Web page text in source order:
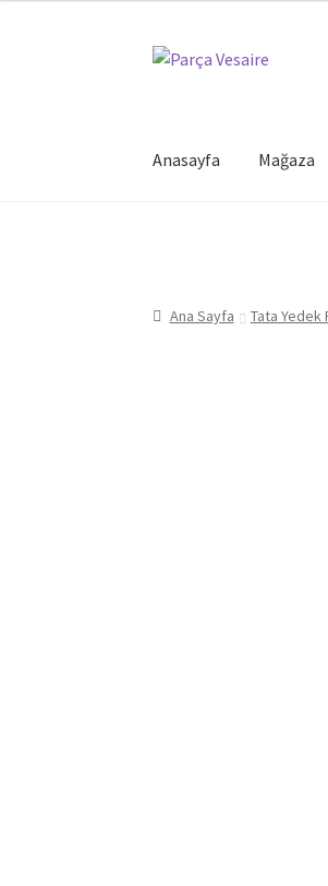
Dolaşıma
İçeriğe
Anasayfa Mağaza
Ana Sayfa Tata Yedek